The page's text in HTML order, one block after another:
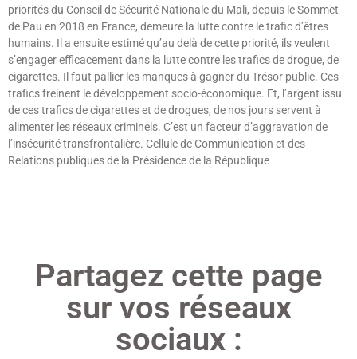
priorités du Conseil de Sécurité Nationale du Mali, depuis le Sommet
de Pau en 2018 en France, demeure la lutte contre le trafic d’êtres
humains. Il a ensuite estimé qu’au delà de cette priorité, ils veulent
s’engager efficacement dans la lutte contre les trafics de drogue, de
cigarettes. Il faut pallier les manques à gagner du Trésor public. Ces
trafics freinent le développement socio-économique. Et, l’argent issu
de ces trafics de cigarettes et de drogues, de nos jours servent à
alimenter les réseaux criminels. C’est un facteur d’aggravation de
l’insécurité transfrontalière. Cellule de Communication et des
Relations publiques de la Présidence de la République
Partagez cette page
sur vos réseaux
sociaux :